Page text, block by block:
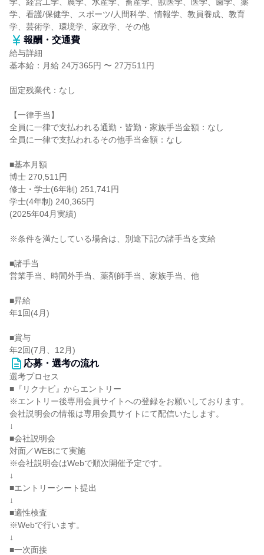
学、看護/保健学、スポーツ/人間科学、情報学、教員養成、教育
学、芸術学、環境学、家政学、その他
報酬・交通費
給与詳細
基本給：月給 24万365円 〜 27万511円
固定残業代：なし
【一律手当】
全員に一律で支払われる通勤・皆勤・家族手当金額：なし
全員に一律で支払われるその他手当金額：なし
■基本月額
博士 270,511円
修士・学士(6年制) 251,741円
学士(4年制) 240,365円
(2025年04月実績)
※条件を満たしている場合は、別途下記の諸手当を支給
■諸手当
営業手当、時間外手当、薬剤師手当、家族手当、他
■昇給
年1回(4月)
■賞与
年2回(7月、12月)
応募・選考の流れ
選考プロセス
■『リクナビ』からエントリー
※エントリー後専用会員サイトへの登録をお願いしております。
会社説明会の情報は専用会員サイトにて配信いたします。
↓
■会社説明会
対面／WEBにて実施
※会社説明会はWebで順次開催予定です。
↓
■エントリーシート提出
↓
■適性検査
※Webで行います。
↓
■一次面接